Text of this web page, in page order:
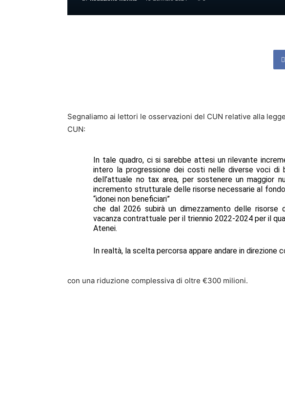
Segnaliamo ai lettori le osservazioni del CUN relative alla
CUN:
In tale quadro, ci si sarebbe attesi un rilevante
intero la progressione dei costi nelle diverse voci di
dell’attuale no tax area, per sostenere un maggior
incremento strutturale delle risorse necessarie al
“idonei non beneficiari”
che dal 2026 subirà un dimezzamento delle risorse
vacanza contrattuale per il triennio 2022-2024 per il
Atenei.
In realtà, la scelta percorsa appare andare in direzione
con una riduzione complessiva di oltre €300 milioni.